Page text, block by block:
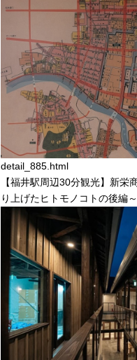
detail_885.html
【福井駅周辺30分観光】新栄
り上げたヒトモノコトの後編～